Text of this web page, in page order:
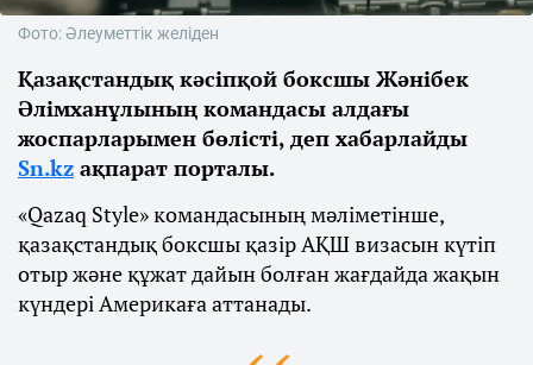
Фото: Әлеуметтік желіден
Қазақстандық кәсіпқой боксшы Жәнібек
Әлімханұлының командасы алдағы
жоспарларымен бөлісті, деп хабарлайды
Sn.kz ақпарат порталы.
«Qazaq Style» командасының мәліметінше,
қазақстандық боксшы қазір АҚШ визасын күтіп
отыр және құжат дайын болған жағдайда жақын
күндері Америкаға аттанады.